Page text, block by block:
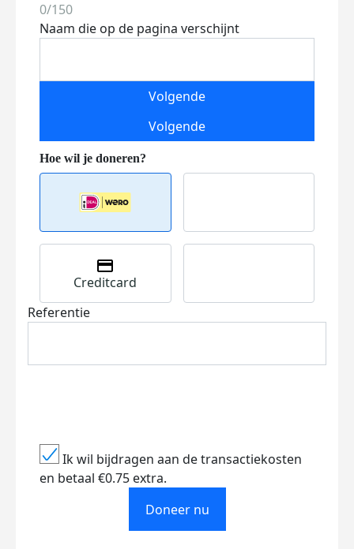
0/150
Naam die op de pagina verschijnt
Volgende
Volgende
Creditcard
Referentie
Ik wil bijdragen aan de transactiekosten
en betaal €0.75 extra.
Doneer nu